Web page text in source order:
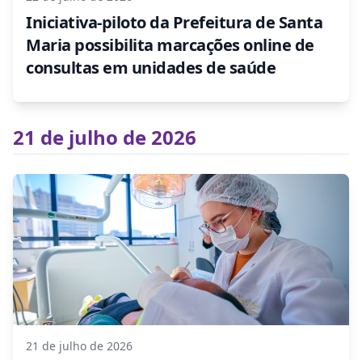
Iniciativa-piloto da Prefeitura de Santa
Maria possibilita marcações online de
consultas em unidades de saúde
21 de julho de 2026
21 de julho de 2026